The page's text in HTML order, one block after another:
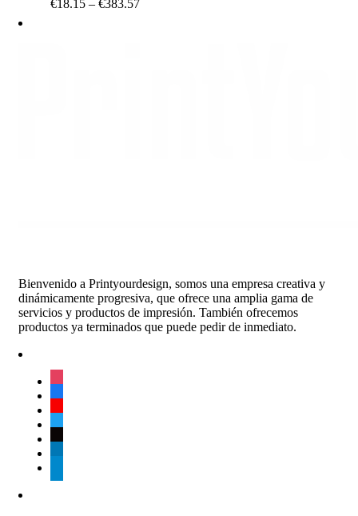
€18.15 – €383.57Price
Bienvenido a Printyourdesign, somos una empresa creativa y
dinámicamente progresiva, que ofrece una amplia gama de
servicios y productos de impresión. También ofrecemos
productos ya terminados que puede pedir de inmediato.